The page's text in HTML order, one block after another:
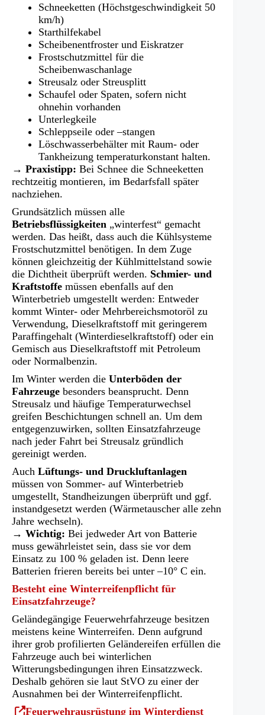
Schneeketten (Höchstgeschwindigkeit 50
km/h)
Starthilfekabel
Scheibenentfroster und Eiskratzer
Frostschutzmittel für die
Scheibenwaschanlage
Streusalz oder Streusplitt
Schaufel oder Spaten, sofern nicht
ohnehin vorhanden
Unterlegkeile
Schleppseile oder –stangen
Löschwasserbehälter mit Raum- oder
Tankheizung temperaturkonstant halten.
→ Praxistipp: Bei Schnee die Schneeketten
rechtzeitig montieren, im Bedarfsfall später
nachziehen.
Grundsätzlich müssen alle
Betriebsflüssigkeiten „winterfest“ gemacht
werden. Das heißt, dass auch die Kühlsysteme
Frostschutzmittel benötigen. In dem Zuge
können gleichzeitig der Kühlmittelstand sowie
die Dichtheit überprüft werden. Schmier- und
Kraftstoffe müssen ebenfalls auf den
Winterbetrieb umgestellt werden: Entweder
kommt Winter- oder Mehrbereichsmotoröl zu
Verwendung, Dieselkraftstoff mit geringerem
Paraffingehalt (Winterdieselkraftstoff) oder ein
Gemisch aus Dieselkraftstoff mit Petroleum
oder Normalbenzin.
Im Winter werden die Unterböden der
Fahrzeuge besonders beansprucht. Denn
Streusalz und häufige Temperaturwechsel
greifen Beschichtungen schnell an. Um dem
entgegenzuwirken, sollten Einsatzfahrzeuge
nach jeder Fahrt bei Streusalz gründlich
gereinigt werden.
Auch Lüftungs- und Druckluftanlagen
müssen von Sommer- auf Winterbetrieb
umgestellt, Standheizungen überprüft und ggf.
instandgesetzt werden (Wärmetauscher alle zehn
Jahre wechseln).
→ Wichtig: Bei jedweder Art von Batterie
muss gewährleistet sein, dass sie vor dem
Einsatz zu 100 % geladen ist. Denn leere
Batterien frieren bereits bei unter –10° C ein.
Besteht eine Winterreifenpflicht für
Einsatzfahrzeuge?
Geländegängige Feuerwehrfahrzeuge besitzen
meistens keine Winterreifen. Denn aufgrund
ihrer grob profilierten Geländereifen erfüllen die
Fahrzeuge auch bei winterlichen
Witterungsbedingungen ihren Einsatzzweck.
Deshalb gehören sie laut StVO zu einer der
Ausnahmen bei der Winterreifenpflicht.
(Öffnet
Feuerwehrausrüstung im Winterdienst